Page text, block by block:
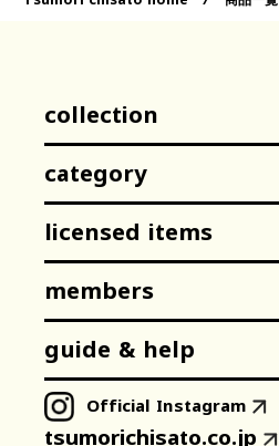
collection
2026 SPRING & SUMMER
2025 AUTUMN & WINTER
2025 SPRING & SUMMER
JAPAN LIMITED
category
All
tops
dresses
bottoms
coats & jackets
licensed items
別サイトに遷移します
tsumori chisato CARRY
tsumori chisato SLEEP
tsumori chisato WALK
members
メルマガ登録・解除
新規会員登録
guide & help
初めての方へ
Official Instagram
tsumorichisato.co.jp